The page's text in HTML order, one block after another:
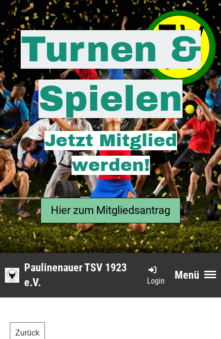
Turnen &
Spielen
Jetzt Mitglied
werden!
Hier zum Mitgliedsantrag
Menü
Login
Paulinenauer TSV 1923
e.V.
Zurück